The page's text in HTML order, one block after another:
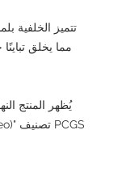
تتميز الخلفية
مما يخلق
يُظهر المنتج
PCGS تصنيف "DCAM (Deep Cameo)".